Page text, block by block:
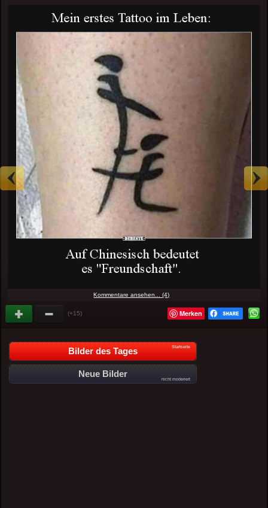
Kommentare ansehen... (4)
(+15) Merken
Bilder des Tages Startseite
Neue Bilder
nicht moderiert